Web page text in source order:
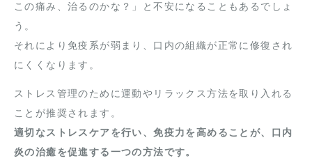
この痛み、治るのかな？」と不安になることもあるでしょ
う。
それにより免疫系が弱まり、口内の組織が正常に修復され
にくくなります。
ストレス管理のために運動やリラックス方法を取り入れる
ことが推奨されます。
適切なストレスケアを行い、免疫力を高めることが、口内
炎の治癒を促進する一つの方法です。